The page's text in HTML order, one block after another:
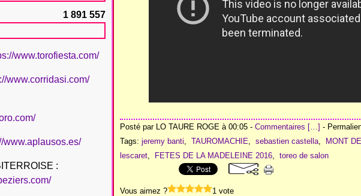
1 891 557
www.torofiesta.com/
www.corridasi.com/
www.aplausos.es/
:
Posté par LO TAURE ROGE à 00:05 - Commentaires […] -
Tags: jeremy banti, TAUROMACHIE, sebastien castella, MONT
lescaret, FETES DE LA MADELEINE 2016, toreo de salon
Vous aimez ? 1 vote